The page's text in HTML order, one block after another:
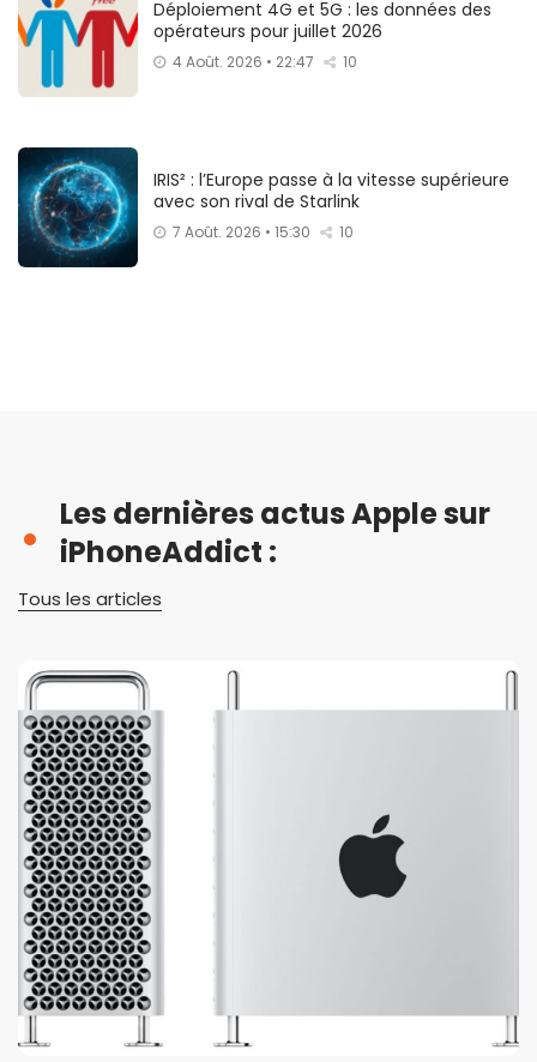
Déploiement 4G et 5G : les données des
opérateurs pour juillet 2026
4 Août. 2026 • 22:47 10
IRIS² : l’Europe passe à la vitesse supérieure
avec son rival de Starlink
7 Août. 2026 • 15:30 10
Les dernières actus Apple sur
iPhoneAddict :
Tous les articles